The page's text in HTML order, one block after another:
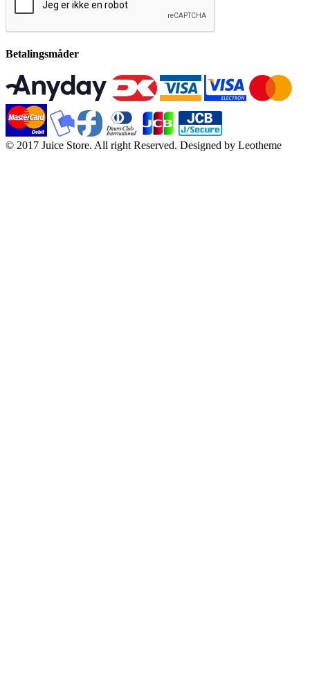
Betalingsmåder
© 2017 Juice Store. All right Reserved. Designed by Leotheme